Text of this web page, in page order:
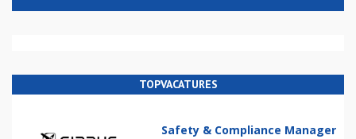
TOPVACATURES
Safety & Compliance Manager